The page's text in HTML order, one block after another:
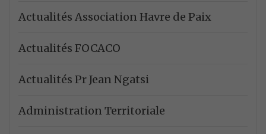
Actualités Association Havre de Paix
Actualités FOCACO
Actualités Pr Jean Ngatsi
Administration Territoriale